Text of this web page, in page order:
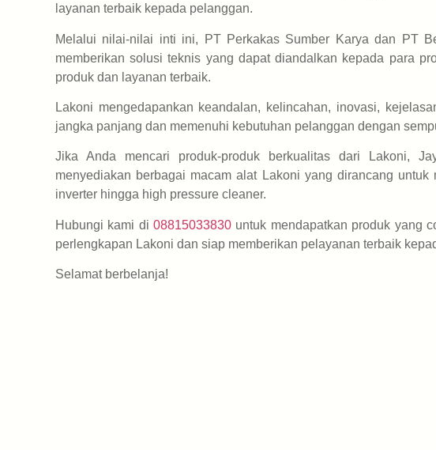
layanan terbaik kepada pelanggan.
Melalui nilai-nilai inti ini, PT Perkakas Sumber Karya dan PT
memberikan solusi teknis yang dapat diandalkan kepada para
produk dan layanan terbaik.
Lakoni mengedapankan keandalan, kelincahan, inovasi,
jangka panjang dan memenuhi kebutuhan pelanggan dengan
Jika Anda mencari produk-produk berkualitas dari Lakoni,
menyediakan berbagai macam alat Lakoni yang dirancang
inverter hingga high pressure cleaner.
Hubungi kami di08815033830 untuk mendapatkan produk yang
perlengkapan Lakoni dan siap memberikan pelayanan terbaik
Selamat berbelanja!